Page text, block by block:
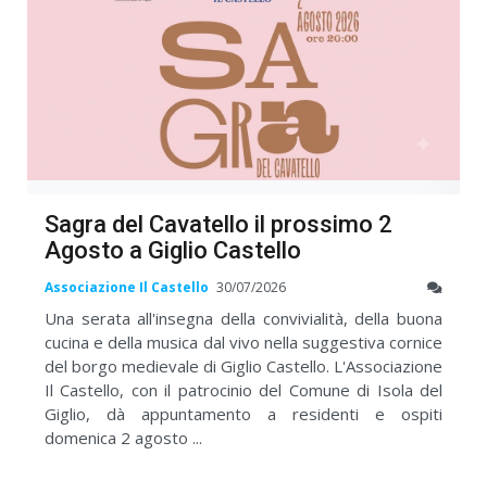
Sagra del Cavatello il prossimo 2
Agosto a Giglio Castello
Associazione Il Castello 30/07/2026
Una serata all'insegna della convivialità, della buona
cucina e della musica dal vivo nella suggestiva cornice
del borgo medievale di Giglio Castello. L'Associazione
Il Castello, con il patrocinio del Comune di Isola del
Giglio, dà appuntamento a residenti e ospiti
domenica 2 agosto ...